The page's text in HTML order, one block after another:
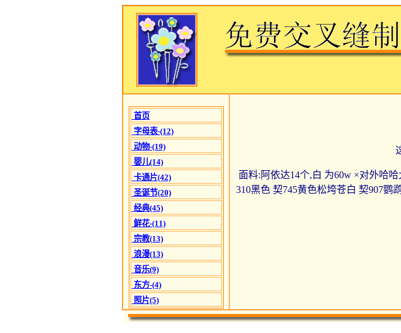
首页
字母表-(12)
动物-(19)
婴儿(14)
卡通片(42)
圣诞节(20)
经典(45)
鲜花-(11)
宗教(13)
浪漫(13)
音乐(9)
东方-(4)
照片(5)
面料:阿依达14个,白 为60w ×对外哈
310黑色 契745黄色松垮苍白 契907鹦